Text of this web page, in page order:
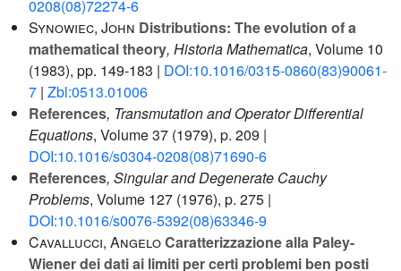
0208(08)72274-6
Synowiec, John Distributions: The evolution of a
mathematical theory, Historia Mathematica, Volume 10
(1983), pp. 149-183 | DOI:10.1016/0315-0860(83)90061-
7 | Zbl:0513.01006
References, Transmutation and Operator Differential
Equations, Volume 37 (1979), p. 209 |
DOI:10.1016/s0304-0208(08)71690-6
References, Singular and Degenerate Cauchy
Problems, Volume 127 (1976), p. 275 |
DOI:10.1016/s0076-5392(08)63346-9
Cavallucci, AngeloCaratterizzazione alla Paley-
Wiener dei dati ai limiti per certi problemi ben posti